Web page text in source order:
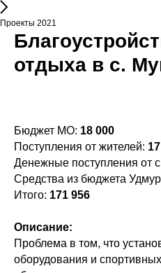
Проекты 2021
отдыха в с.
Бюджет МО: 18 000
Поступления от жителей:
Денежные поступления от
Средства из бюджета
Итого: 171 956
Описание:
Проблема в том, что
оборудования и